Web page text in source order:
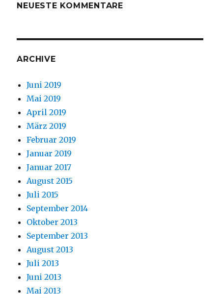
NEUESTE KOMMENTARE
ARCHIVE
Juni 2019
Mai 2019
April 2019
März 2019
Februar 2019
Januar 2019
Januar 2017
August 2015
Juli 2015
September 2014
Oktober 2013
September 2013
August 2013
Juli 2013
Juni 2013
Mai 2013